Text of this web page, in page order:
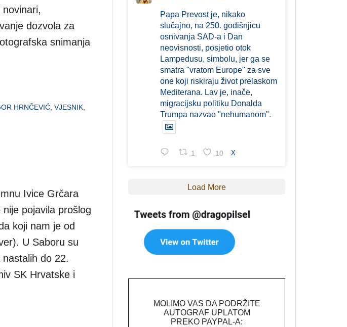
dozvola za
snimanja
HRNČEVIĆ, VJESNIK,
Ivice Grčara
pojavila prošlog
koji nam je od
U Saboru su
do 22.
SK Hrvatske i
Papa Prevost je, nikako
slučajno, na 250. godišnjicu
osnivanja SAD-a i Dan
neovisnosti, posjetio otok
Lampedusu, simbolu, jer ga se
smatra "vratom Europe" za sve
one koji riskiraju život prelaskom
Mediterana. Lav je, inače,
migracijsku politiku Donalda
Trumpa nazvao "nehumanom".
1 10 X
Load More
MOLIMO VAS DA PODRŽITE
AUTOGRAF UPLATOM
PREKO PAYPAL-A: